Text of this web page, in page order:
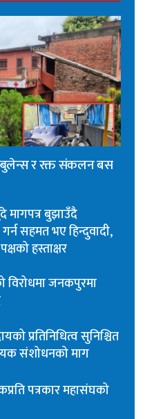
र रक्त संकलन बस
मागपत्र बुझाउँदै
सहमत भए हिन्दुवादी,
हस्ताक्षर
विरोधमा जनकपुरमा
प्रतिनिधित्व सुनिश्चित
संशोधनको माग
पत्रकार महासंघको